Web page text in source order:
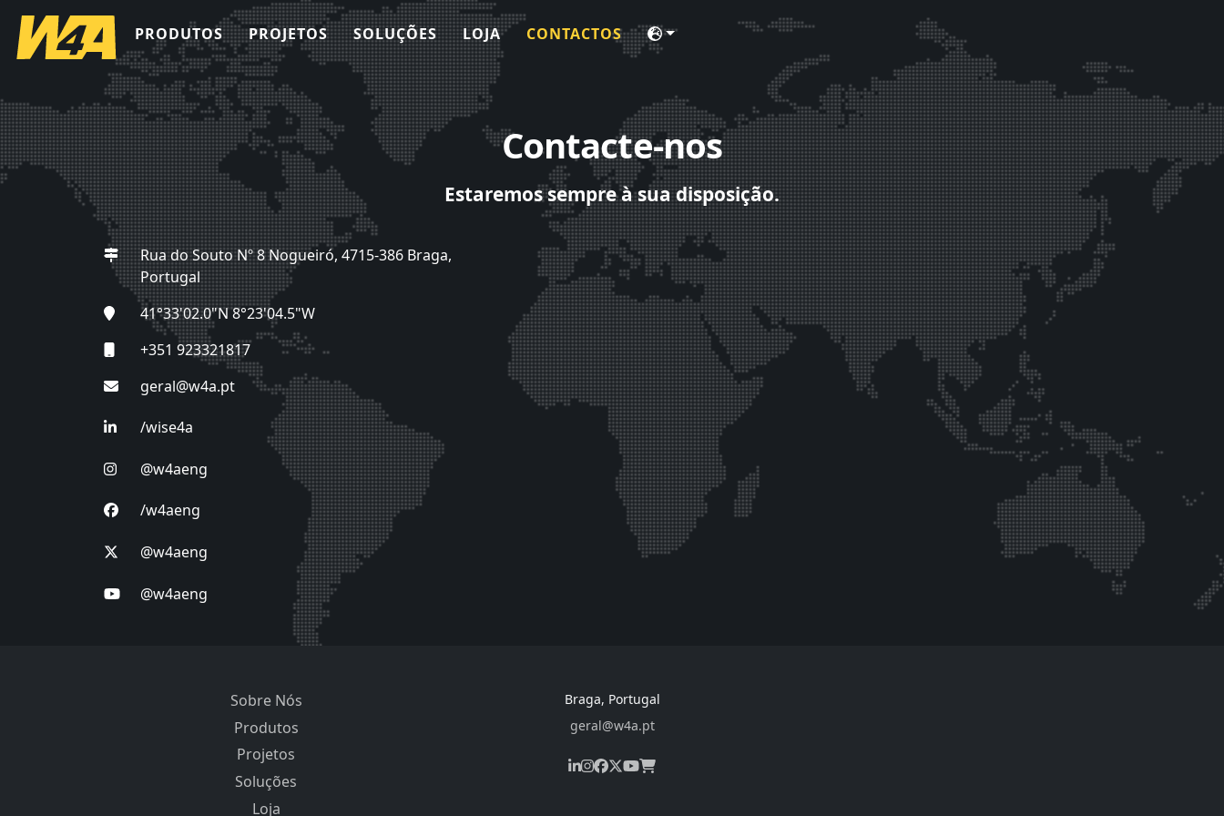
PRODUTOS PROJETOS SOLUÇÕES LOJA CONTACTOS
Contacte-nos
Estaremos sempre à sua disposição.
Rua do Souto Nº 8 Nogueiró, 4715-386 Braga,
Portugal
41°33'02.0"N 8°23'04.5"W
+351 923321817
geral@w4a.pt
/wise4a
@w4aeng
/w4aeng
@w4aeng
@w4aeng
Sobre Nós
Produtos
Projetos
Soluções
Loja
Braga, Portugal
geral@w4a.pt